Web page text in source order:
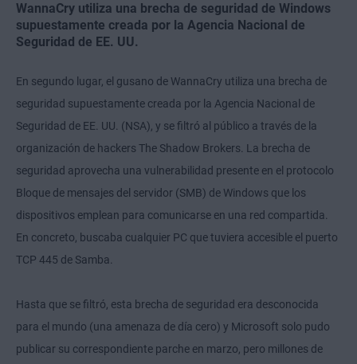
WannaCry utiliza una brecha de seguridad de Windows
supuestamente creada por la Agencia Nacional de
Seguridad de EE. UU.
En segundo lugar, el gusano de WannaCry utiliza una brecha de
seguridad supuestamente creada por la Agencia Nacional de
Seguridad de EE. UU. (NSA), y se filtró al público a través de la
organización de hackers The Shadow Brokers. La brecha de
seguridad aprovecha una vulnerabilidad presente en el protocolo
Bloque de mensajes del servidor (SMB) de Windows que los
dispositivos emplean para comunicarse en una red compartida.
En concreto, buscaba cualquier PC que tuviera accesible el puerto
TCP 445 de Samba.
Hasta que se filtró, esta brecha de seguridad era desconocida
para el mundo (una amenaza de día cero) y Microsoft solo pudo
publicar su correspondiente parche en marzo, pero millones de